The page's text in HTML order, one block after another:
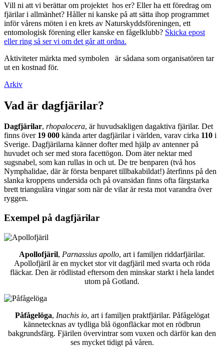
Vill ni att vi berättar om projektet hos er? Eller ha ett föredrag om
fjärilar i allmänhet? Håller ni kanske på att sätta ihop programmet
inför vårens möten i en krets av Naturskyddsföreningen, ett
entomologisk förening eller kanske en fågelklubb? Skicka epost
eller ring så ser vi om det går att ordna.
Aktiviteter märkta med symbolen
är sådana som organisatören tar
ut en kostnad för.
Arkiv
Vad är dagfjärilar?
Dagfjärilar, rhopalocera, är huvudsakligen dagaktiva fjärilar. Det
finns över 19 000 kända arter dagfjärilar i världen, varav cirka 110 i
Sverige. Dagfjärilarna känner dofter med hjälp av antenner på
huvudet och ser med stora facettögon. Dom äter nektar med
sugsnabel, som kan rullas in och ut. De tre benparen (två hos
Nymphalidae, där är första benparet tillbakabildat!) återfinns på den
slanka kroppens undersida och på ovansidan finns ofta färgstarka
brett triangulära vingar som när de vilar är resta mot varandra över
ryggen.
Exempel på dagfjärilar
Apollofjäril, Parnassius apollo, art i familjen riddarfjärilar.
Apollofjäril är en mycket stor vit dagfjäril med svarta och röda
fläckar. Den är rödlistad eftersom den minskar starkt i hela landet
utom på Gotland.
Påfågelöga, Inachis io, art i familjen praktfjärilar. Påfågelögat
kännetecknas av tydliga blå ögonfläckar mot en rödbrun
bakgrundsfärg. Fjärilen övervintrar som vuxen och därför kan den
ses mycket tidigt på våren.